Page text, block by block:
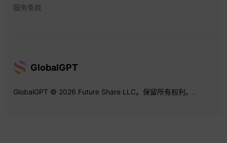
服务条款
GlobalGPT
GlobalGPT © 2026 Future Share LLC。保留所有权利。.